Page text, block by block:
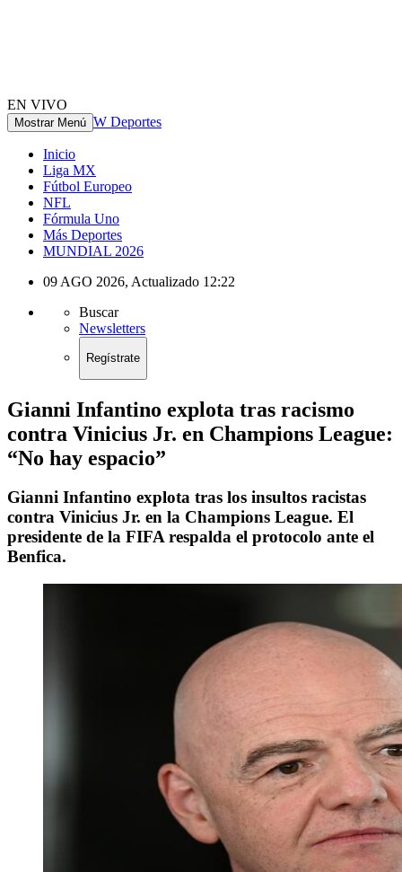
EN VIVO
Mostrar Menú W Deportes
Inicio
Liga MX
Fútbol Europeo
NFL
Fórmula Uno
Más Deportes
MUNDIAL 2026
09 AGO 2026, Actualizado 12:22
Buscar
Newsletters
Regístrate
Gianni Infantino explota tras racismo
contra Vinicius Jr. en Champions League:
“No hay espacio”
Gianni Infantino explota tras los insultos racistas
contra Vinicius Jr. en la Champions League. El
presidente de la FIFA respalda el protocolo ante el
Benfica.